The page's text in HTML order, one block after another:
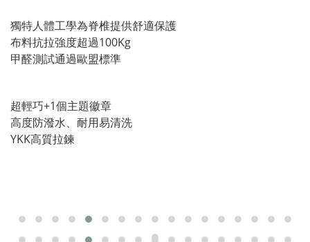
獨特人體工學為脊椎提供舒適保護
布料抗拉強度超過100Kg
甲醛測試通過歐盟標準
超輕巧+1個主題徽章
⾼度防潑⽔、耐⽤易清洗
YKK⾼質拉鍊